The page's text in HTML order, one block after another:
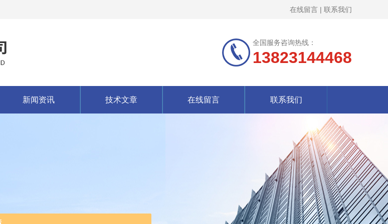
在线留言 | 联系我们
全国服务咨询热线：
13823144468
新闻资讯 技术文章 在线留言 联系我们